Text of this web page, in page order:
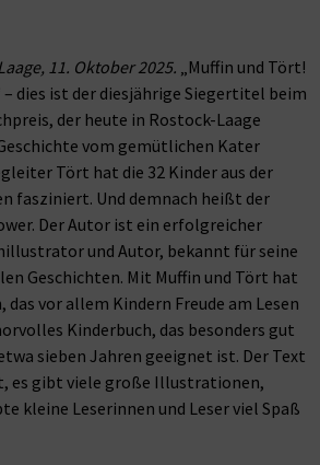
11. Oktober 2025. „Muffin und Tört!
– dies ist der diesjährige Siegertitel beim
der heute in Rostock-Laage
vom gemütlichen Kater
Tört hat die 32 Kinder aus der
fasziniert. Und demnach heißt der
Der Autor ist ein erfolgreicher
und Autor, bekannt für seine
Geschichten. Mit Muffin und Tört hat
das vor allem Kindern Freude am Lesen
Kinderbuch, das besonders gut
sieben Jahren geeignet ist. Der Text
es gibt viele große Illustrationen,
kleine Leserinnen und Leser viel Spaß